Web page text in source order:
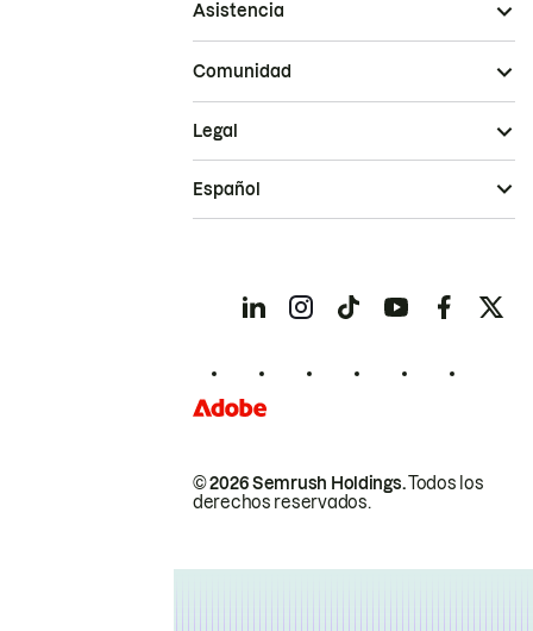
Asistencia
Comunidad
© 2026 Semrush Holdings.Todos los
derechos reservados.
Legal
Español